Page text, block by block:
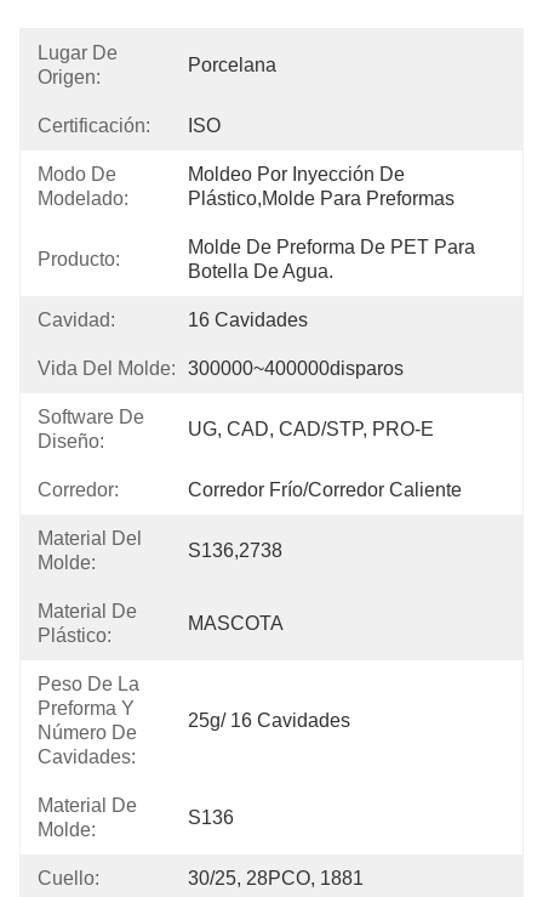
Lugar De
Origen:
Porcelana
Certificación: ISO
Modo De
Modelado:
Moldeo Por Inyección De
Plástico,Molde Para Preformas
Producto:
Molde De Preforma De PET Para
Botella De Agua.
Cavidad: 16 Cavidades
Vida Del Molde: 300000~400000disparos
Software De
Diseño:
UG, CAD, CAD/STP, PRO-E
Corredor: Corredor Frío/corredor Caliente
Material Del
Molde:
S136,2738
Material De
Plástico:
MASCOTA
Peso De La
Preforma Y
Número De
Cavidades:
25g/ 16 Cavidades
Material De
Molde:
S136
Cuello: 30/25, 28PCO, 1881